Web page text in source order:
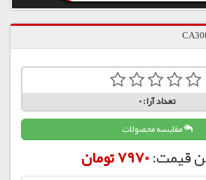
تعداد آرا:0
مقایسه محصولات
قیمت:7970 تومان